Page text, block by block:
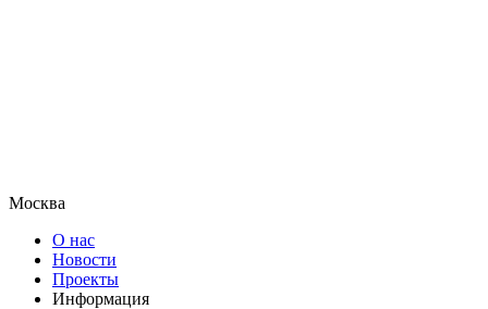
Москва
О нас
Новости
Проекты
Информация